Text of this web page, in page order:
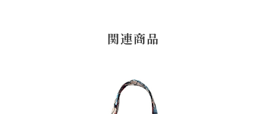
関連商品